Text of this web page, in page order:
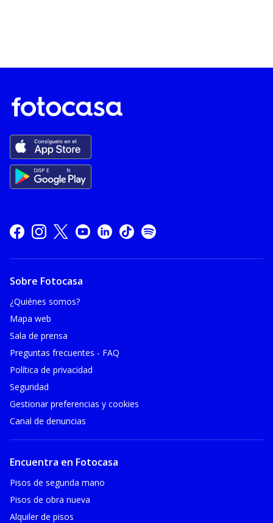
Sobre Fotocasa
¿Quiénes somos?
Mapa web
Sala de prensa
Preguntas frecuentes - FAQ
Política de privacidad
Seguridad
Gestionar preferencias y cookies
Canal de denuncias
Encuentra en Fotocasa
Pisos de segunda mano
Pisos de obra nueva
Alquiler de pisos